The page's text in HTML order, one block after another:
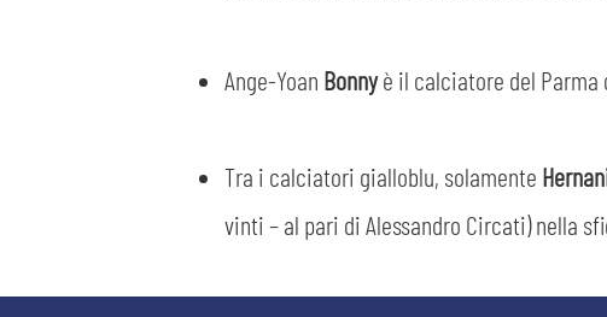
Ange-Yoan Bonnyè il calciatore del Parma
Tra i calciatori gialloblu, solamente
vinti – al pari di Alessandro Circati) nella